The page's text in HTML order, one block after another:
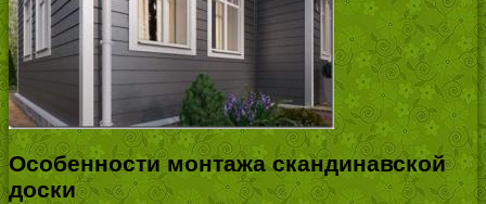
Особенности монтажа скандинавской
доски